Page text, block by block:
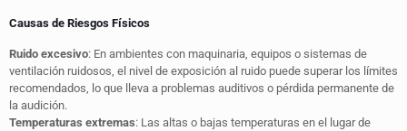
Causas de Riesgos Físicos
Ruido excesivo: En ambientes con maquinaria, equipos o sistemas de
ventilación ruidosos, el nivel de exposición al ruido puede superar los límites
recomendados, lo que lleva a problemas auditivos o pérdida permanente de
la audición.
Temperaturas extremas: Las altas o bajas temperaturas en el lugar de